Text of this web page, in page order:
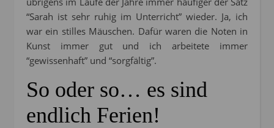
“Sarah ist sehr ruhig im Unterricht” wieder. Ja, ich
war ein stilles Mäuschen. Dafür waren die Noten in
Kunst immer gut und ich arbeitete immer
“gewissenhaft” und “sorgfältig”.
So oder so… es sind
endlich Ferien!